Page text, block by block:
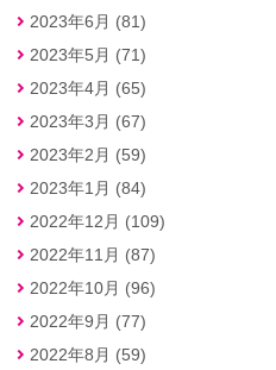
2023年6月 (81)
2023年5月 (71)
2023年4月 (65)
2023年3月 (67)
2023年2月 (59)
2023年1月 (84)
2022年12月 (109)
2022年11月 (87)
2022年10月 (96)
2022年9月 (77)
2022年8月 (59)